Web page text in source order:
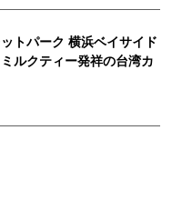
トパーク 横浜ベイサイド
ルクティー発祥の台湾カ